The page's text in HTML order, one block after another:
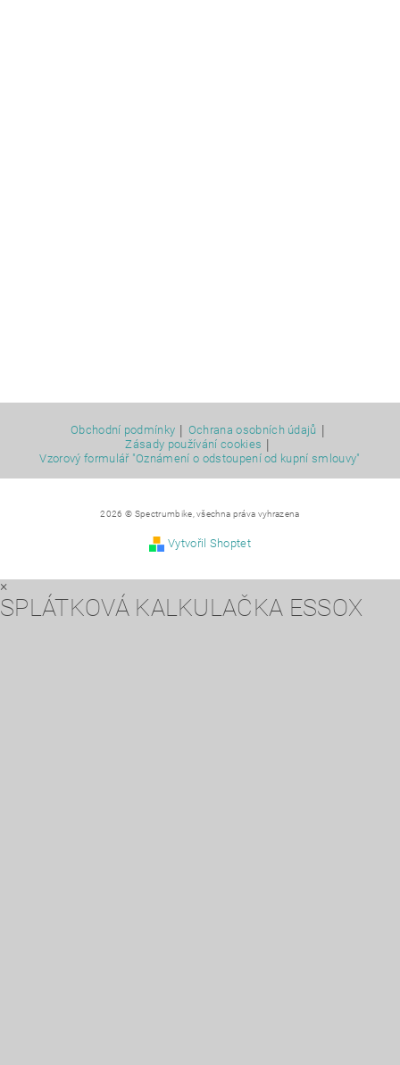
Obchodní podmínky | Ochrana osobních údajů |
Zásady používání cookies |
Vzorový formulář "Oznámení o odstoupení od kupní smlouvy"
2026 © Spectrumbike, všechna práva vyhrazena
Vytvořil Shoptet
×
SPLÁTKOVÁ KALKULAČKA ESSOX